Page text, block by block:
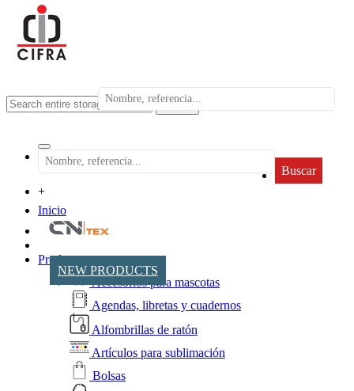
search
Buscar
+
Inicio
NEW PRODUCTS
Productos
Accesorios para mascotas
Agendas, libretas y cuadernos
Alfombrillas de ratón
Artículos para sublimación
Bolsas